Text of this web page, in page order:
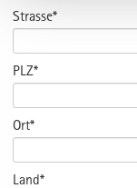
Strasse*
PLZ*
Ort*
Land*